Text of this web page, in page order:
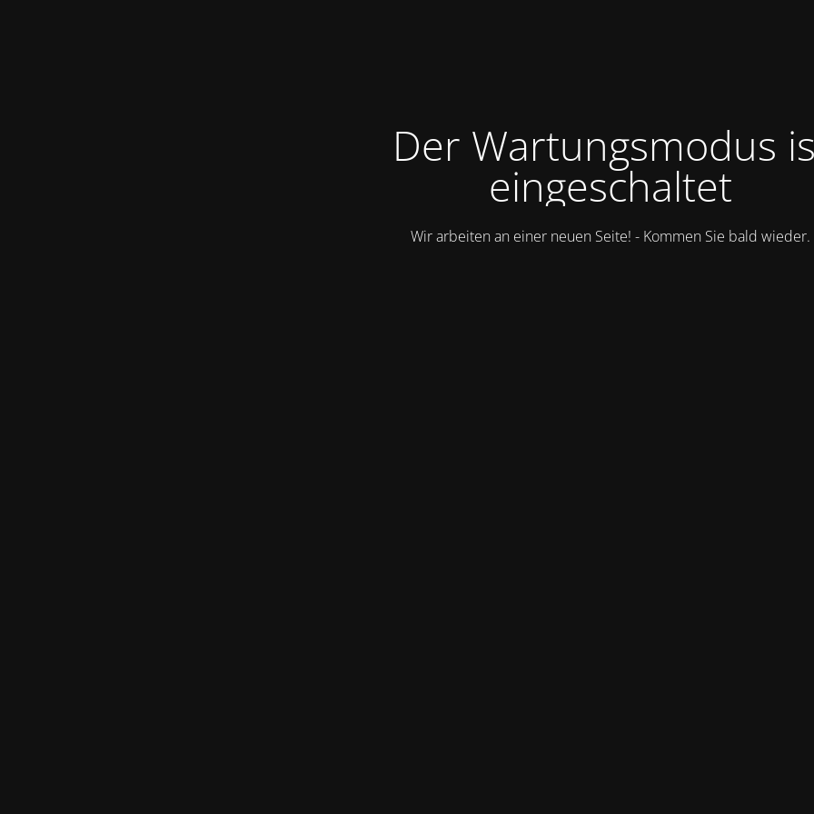
Der Wartungsmodus
eingeschaltet
Wir arbeiten an einer neuen Seite! - Kommen Sie bald wieder.